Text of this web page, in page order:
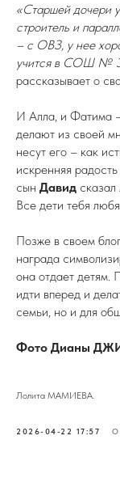
«Старшей дочери
строитель и
– с ОВЗ, у нее
учится в СОШ №
рассказывает о
И Алла, и Фатима
делают из своей
несут его – как
искренняя
сын Давид
Все дети тебя
Позже в своем
награда
она отдает детям.
идти вперед и
семьи, но и для
Фото Дианы
Лолита МАМИЕВА.
2026-04-22 17:57